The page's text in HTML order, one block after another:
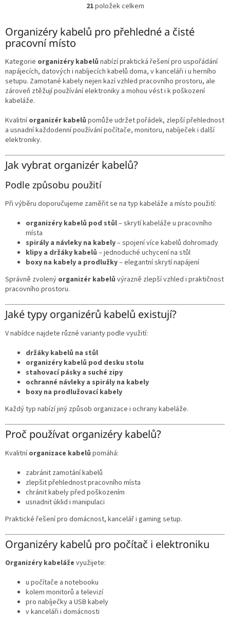
O
l
á
a
c
í
p
r
k
y
p
i
21položek celkem
Organizéry kabelů pro přehledné a čisté
pracovní místo
Kategorie organizéry kabelů nabízí praktická řešení pro uspořádání
napájecích, datových i nabíjecích kabelů doma, v kanceláři i u herního
setupu. Zamotané kabely nejen kazí vzhled pracovního prostoru, ale
zároveň ztěžují používání elektroniky a mohou vést i k poškození
kabeláže.
Kvalitníorganizér kabelů pomůže udržet pořádek, zlepší přehlednost
a usnadní každodenní používání počítače, monitoru, nabíječek i další
elektroniky.
Jak vybrat organizér kabelů?
Podle způsobu použití
Při výběru doporučujeme zaměřit se na typ kabeláže a místo použití:
organizéry kabelů pod stůl– skrytí kabeláže u pracovního
místa
spirály a návleky na kabely– spojení více kabelů dohromady
klipy a držáky kabelů – jednoduché uchycení na stůl
boxy na kabely a prodlužky– elegantní skrytí napájení
Správně zvolený organizér kabelů výrazně zlepší vzhled i praktičnost
pracovního prostoru.
Jaké typy organizérů kabelů existují?
V nabídce najdete různé varianty podle využití:
držáky kabelů na stůl
organizéry kabelů pod desku stolu
stahovací pásky a suché zipy
ochranné návleky a spirály na kabely
boxy na prodlužovací kabely
Každý typ nabízí jiný způsob organizace i ochrany kabeláže.
Proč používat organizéry kabelů?
Kvalitníorganizace kabelů pomáhá:
zabránit zamotání kabelů
zlepšit přehlednost pracovního místa
chránit kabely před poškozením
usnadnit úklid i manipulaci
Praktické řešení pro domácnost, kancelář i gaming setup.
Organizéry kabelů pro počítač i elektroniku
Organizéry kabeláže využijete:
u počítače a notebooku
kolem monitorů a televizí
pro nabíječky a USB kabely
v kanceláři i domácnosti